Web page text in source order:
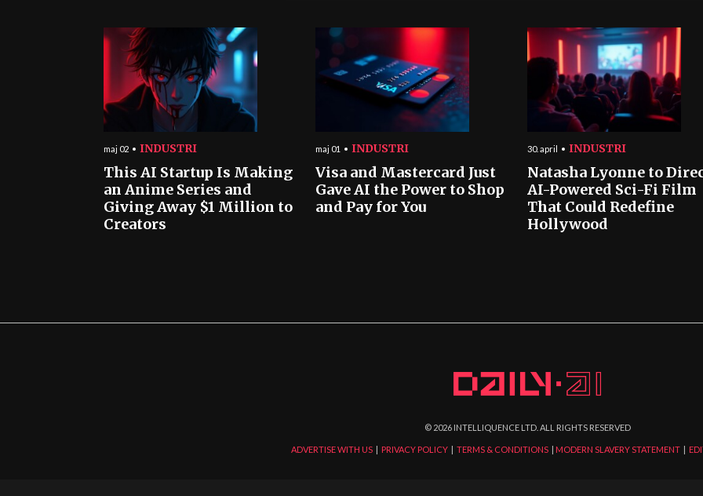
maj 02 INDUSTRI
This AI Startup Is Making
an Anime Series and
Giving Away $1 Million to
Creators
maj 01 INDUSTRI
Visa and Mastercard Just
Gave AI the Power to Shop
and Pay for You
30. april INDUSTRI
Natasha Lyonne to
AI-Powered Sci-Fi Film
That Could Redefine
Hollywood
© 2026INTELLIQUENCE LTD. ALL RIGHTS RESERVED
ADVERTISE WITH US| PRIVACY POLICY| TERMS & CONDITIONS| MODERN SLAVERY STATEMENT|